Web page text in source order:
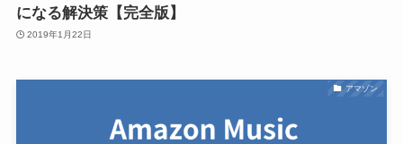
になる解決策【完全版】
2019年1月22日
アマゾン